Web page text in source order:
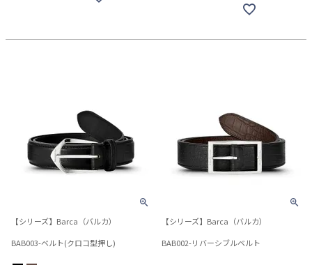
【シリーズ】Barca（バルカ）
BAB003-ベルト(クロコ型押し)
【シリーズ】Barca（バルカ）
BAB002-リバーシブルベルト